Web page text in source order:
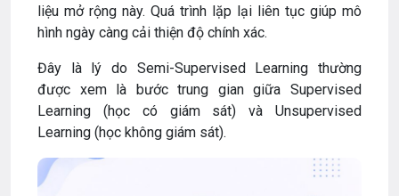
liệu mở rộng này. Quá trình lặp lại liên tục giúp mô
hình ngày càng cải thiện độ chính xác.
Đây là lý do Semi-Supervised Learning thường
được xem là bước trung gian giữa Supervised
Learning (học có giám sát) và Unsupervised
Learning (học không giám sát).